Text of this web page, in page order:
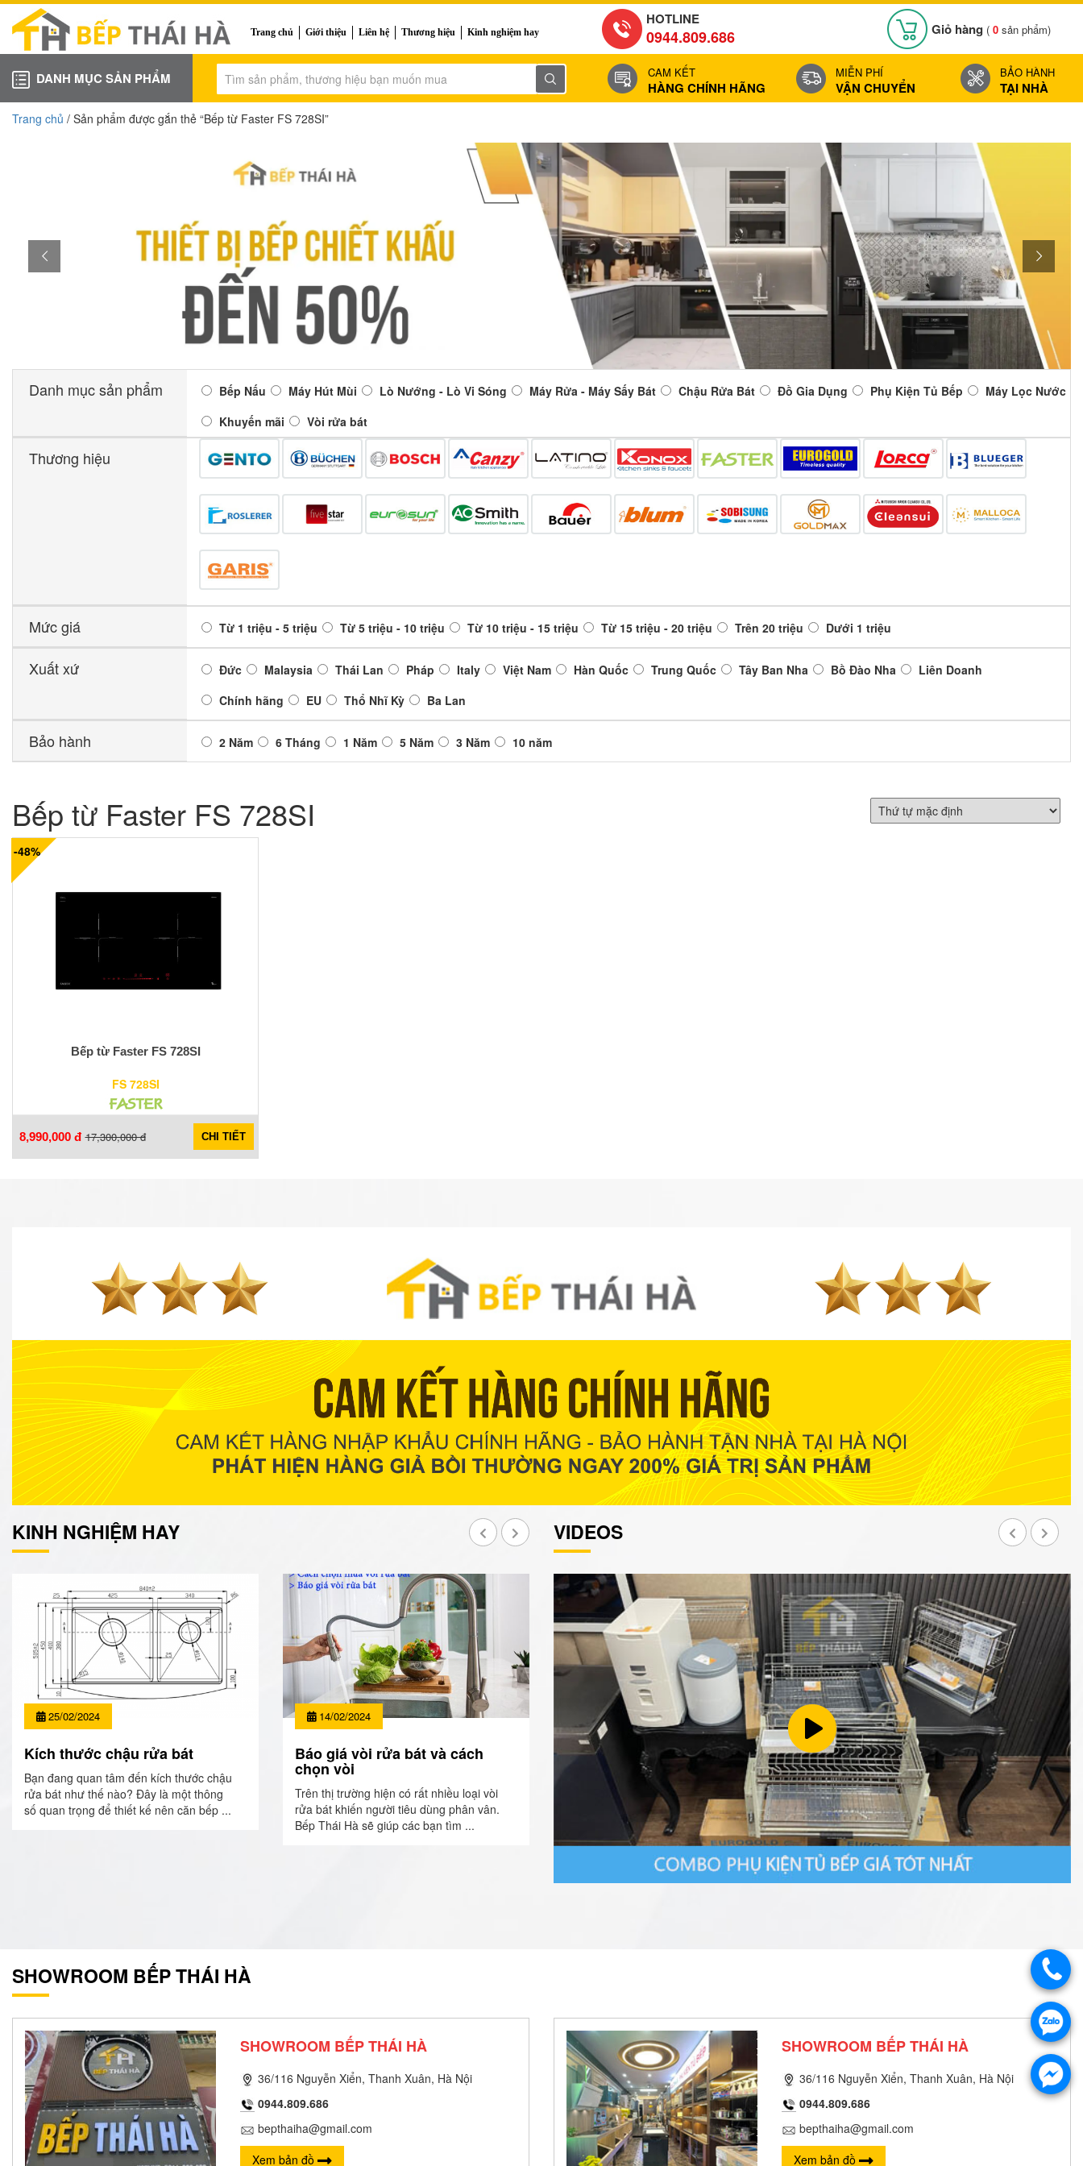
Trang chủ Giới thiệu Liên hệ Thương hiệu Kinh nghiệm hay
HOTLINE
0944.809.686 Giỏ hàng ( 0 sản phẩm)
DANH MỤC SẢN PHẨM CAM KẾT
HÀNG CHÍNH HÃNG
MIỄN PHÍ
VẬN CHUYỂN
BẢO HÀNH
TẠI NHÀ
Trang chủ / Sản phẩm được gắn thẻ “Bếp từ Faster FS 728SI”
Danh mục sản phẩm Bếp Nấu Máy Hút Mùi Lò Nướng - Lò Vi Sóng Máy Rửa - Máy Sấy Bát Chậu Rửa Bát Đồ Gia Dụng Phụ Kiện Tủ Bếp
Máy Lọc Nước
Khuyến mãi
Vòi rửa bát
Thương hiệu
Mức giá Từ 1 triệu - 5 triệu Từ 5 triệu - 10 triệu Từ 10 triệu - 15 triệu Từ 15 triệu - 20 triệu Trên 20 triệu Dưới 1 triệu
Xuất xứ Đức Malaysia Thái Lan Pháp Italy Việt Nam Hàn Quốc Trung Quốc Tây Ban Nha Bồ Đào Nha
Liên Doanh
Chính hãng
EU Thổ Nhĩ Kỳ Ba Lan
Bảo hành 2 Năm 6 Tháng 1 Năm 5 Năm 3 Năm 10 năm
Bếp từ Faster FS 728SI
-48%
Bếp từ Faster FS 728SI
FS 728SI
8,990,000 đ 17,300,000 đ CHI TIẾT
KINH NGHIỆM HAY
25/02/2024
Kích thước chậu rửa bát
Bạn đang quan tâm đến kích thước chậu
rửa bát như thế nào? Đây là một thông
số quan trọng để thiết kế nên căn bếp ...
14/02/2024
Báo giá vòi rửa bát và cách
chọn vòi
Trên thị trường hiện có rất nhiều loại vòi
rửa bát khiến người tiêu dùng phân vân.
Bếp Thái Hà sẽ giúp các bạn tìm ...
VIDEOS
SHOWROOM BẾP THÁI HÀ
SHOWROOM BẾP THÁI HÀ
36/116 Nguyễn Xiển, Thanh Xuân, Hà Nội
0944.809.686
bepthaiha@gmail.com
Xem bản đồ
SHOWROOM BẾP THÁI HÀ
36/116 Nguyễn Xiển, Thanh Xuân, Hà Nội
0944.809.686
bepthaiha@gmail.com
Xem bản đồ